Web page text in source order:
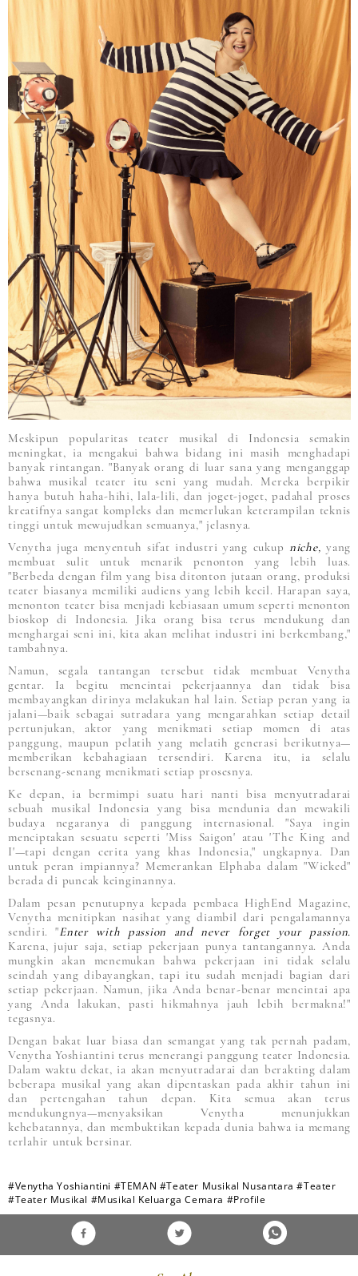
Meskipun popularitas teater musikal di Indonesia semakin
meningkat, ia mengakui bahwa bidang ini masih menghadapi
banyak rintangan. "Banyak orang di luar sana yang menganggap
bahwa musikal teater itu seni yang mudah. Mereka berpikir
hanya butuh haha-hihi, lala-lili, dan joget-joget, padahal proses
kreatifnya sangat kompleks dan memerlukan keterampilan teknis
tinggi untuk mewujudkan semuanya," jelasnya.
Venytha juga menyentuh sifat industri yang cukup niche, yang
membuat sulit untuk menarik penonton yang lebih luas.
"Berbeda dengan film yang bisa ditonton jutaan orang, produksi
teater biasanya memiliki audiens yang lebih kecil. Harapan saya,
menonton teater bisa menjadi kebiasaan umum seperti menonton
bioskop di Indonesia. Jika orang bisa terus mendukung dan
menghargai seni ini, kita akan melihat industri ini berkembang,"
tambahnya.
Namun, segala tantangan tersebut tidak membuat Venytha
gentar. Ia begitu mencintai pekerjaannya dan tidak bisa
membayangkan dirinya melakukan hal lain. Setiap peran yang ia
jalani—baik sebagai sutradara yang mengarahkan setiap detail
pertunjukan, aktor yang menikmati setiap momen di atas
panggung, maupun pelatih yang melatih generasi berikutnya—
memberikan kebahagiaan tersendiri. Karena itu, ia selalu
bersenang-senang menikmati setiap prosesnya.
Ke depan, ia bermimpi suatu hari nanti bisa menyutradarai
sebuah musikal Indonesia yang bisa mendunia dan mewakili
budaya negaranya di panggung internasional. "Saya ingin
menciptakan sesuatu seperti 'Miss Saigon' atau 'The King and
I'—tapi dengan cerita yang khas Indonesia," ungkapnya. Dan
untuk peran impiannya? Memerankan Elphaba dalam "Wicked"
berada di puncak keinginannya.
Dalam pesan penutupnya kepada pembaca HighEnd Magazine,
Venytha menitipkan nasihat yang diambil dari pengalamannya
sendiri. "Enter with passion and never forget your passion.
Karena, jujur saja, setiap pekerjaan punya tantangannya. Anda
mungkin akan menemukan bahwa pekerjaan ini tidak selalu
seindah yang dibayangkan, tapi itu sudah menjadi bagian dari
setiap pekerjaan. Namun, jika Anda benar-benar mencintai apa
yang Anda lakukan, pasti hikmahnya jauh lebih bermakna!"
tegasnya.
Dengan bakat luar biasa dan semangat yang tak pernah padam,
Venytha Yoshiantini terus menerangi panggung teater Indonesia.
Dalam waktu dekat, ia akan menyutradarai dan berakting dalam
beberapa musikal yang akan dipentaskan pada akhir tahun ini
dan pertengahan tahun depan. Kita semua akan terus
mendukungnya—menyaksikan Venytha menunjukkan
kehebatannya, dan membuktikan kepada dunia bahwa ia memang
terlahir untuk bersinar.
#Venytha Yoshiantini #TEMAN #Teater Musikal Nusantara #Teater
#Teater Musikal #Musikal Keluarga Cemara #Profile